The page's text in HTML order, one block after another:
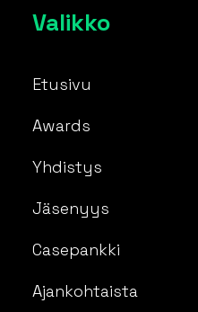
Valikko
Etusivu
Awards
Yhdistys
Jäsenyys
Casepankki
Ajankohtaista